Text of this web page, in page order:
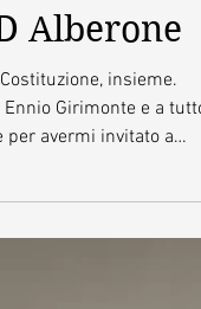
grazie al
Alberone
insieme.
Ennio Girimonte e a tutto
vittoria al
della coordinatrice